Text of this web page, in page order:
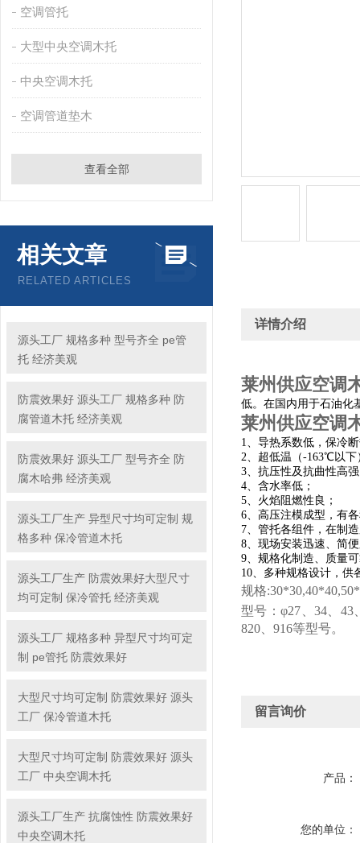
空调管托
大型中央空调木托
中央空调木托
空调管道垫木
查看全部
相关文章
RELATED ARTICLES
源头工厂 规格多种 型号齐全 pe管
托 经济美观
防震效果好 源头工厂 规格多种 防
腐管道木托 经济美观
防震效果好 源头工厂 型号齐全 防
腐木哈弗 经济美观
源头工厂生产 异型尺寸均可定制 规
格多种 保冷管道木托
源头工厂生产 防震效果好大型尺寸
均可定制 保冷管托 经济美观
源头工厂 规格多种 异型尺寸均可定
制 pe管托 防震效果好
大型尺寸均可定制 防震效果好 源头
工厂 保冷管道木托
大型尺寸均可定制 防震效果好 源头
工厂 中央空调木托
源头工厂生产 抗腐蚀性 防震效果好
中央空调木托
详情介绍
莱州供应空调
低。在国内用于石油化
莱州供应空调
1、导热系数低，保冷
2、超低温（-163℃以
3、抗压性及抗曲性高
4、含水率低；
5、火焰阻燃性良；
6、高压注模成型，有
7、管托各组件，在制
8、现场安装迅速、简
9、规格化制造、质量
10、多种规格设计，供
规格:
型号：φ27、34、43
820、916等型号。
留言询价
产品：
您的单位：